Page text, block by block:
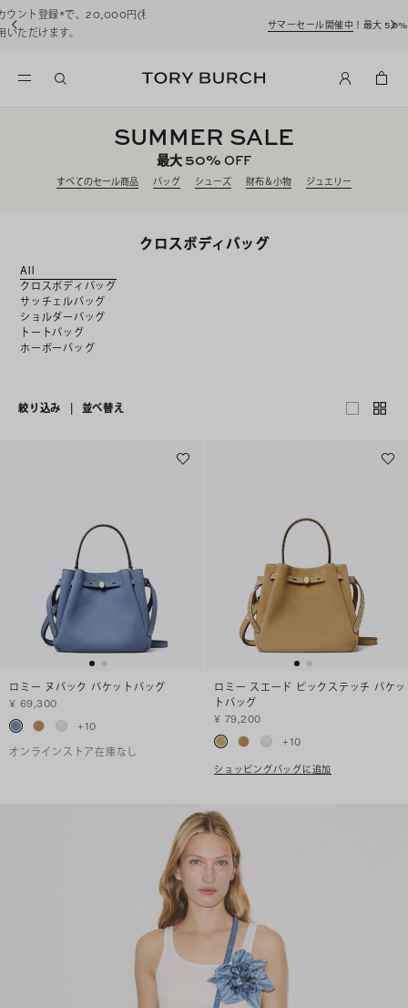
サマーセール開催中 ！最大 50% OFF
SUMMER SALE
最大50% OFF
すべてのセール商品 バッグ シューズ 財布＆小物 ジュエリー
クロスボディバッグ
All
クロスボディバッグ
サッチェルバッグ
ショルダーバッグ
トートバッグ
ホーボーバッグ
絞り込み 並べ替え
ロミー ヌバック バケットバッグ
¥ 69,300
+10
オンラインストア在庫なし
ロミー スエード ピックステッチ バケッ
トバッグ
¥ 79,200
+10
ショッピングバッグに追加